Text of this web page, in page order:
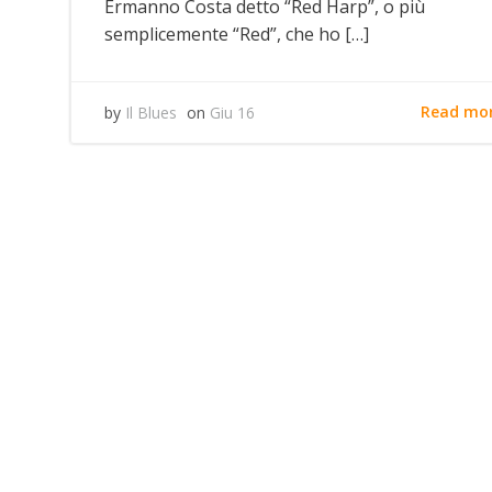
Ermanno Costa detto “Red Harp”, o più
semplicemente “Red”, che ho […]
by Il Blues on Giu 16 Read